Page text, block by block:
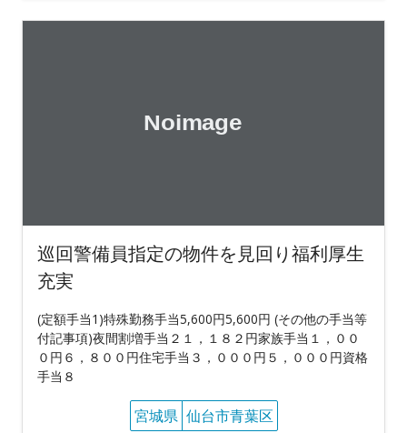
巡回警備員指定の物件を見回り福利厚生
充実
(定額手当1)特殊勤務手当5,600円5,600円 (その他の手当等
付記事項)夜間割増手当２１，１８２円家族手当１，００
０円６，８００円住宅手当３，０００円５，０００円資格
手当８
宮城県 仙台市青葉区